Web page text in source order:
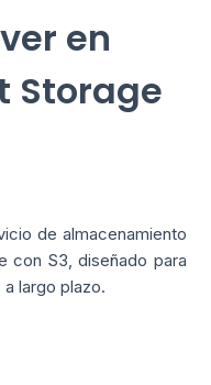
en
Storage
de almacenamiento
con S3, diseñado para
largo plazo.